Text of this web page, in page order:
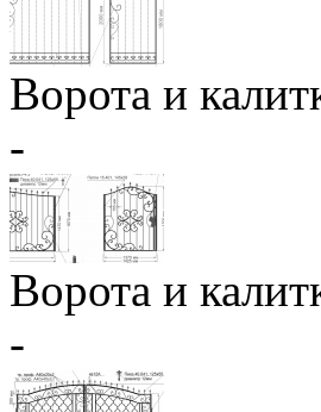
Ворота и
-
Ворота и
-